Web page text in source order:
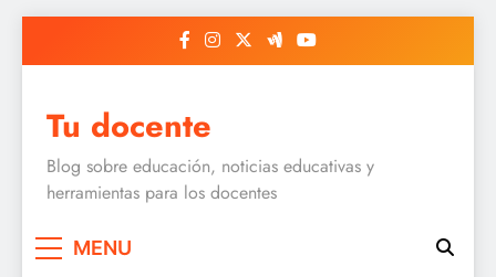
Tu docente
Blog sobre educación, noticias educativas y
herramientas para los docentes
MENU